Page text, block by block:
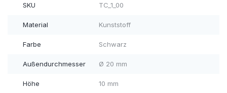
SKU TC_1_00
Material Kunststoff
Farbe Schwarz
Außendurchmesser Ø 20 mm
Höhe 10 mm